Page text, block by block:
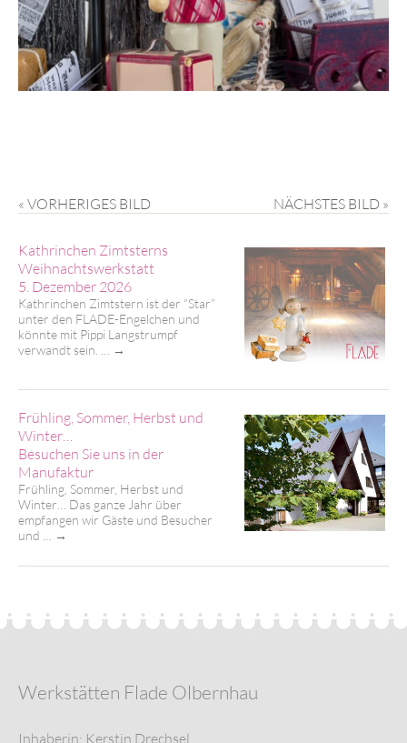
« VORHERIGES BILD NÄCHSTES BILD »
Kathrinchen Zimtsterns
Weihnachtswerkstatt
5. Dezember 2026
Kathrinchen Zimtstern ist der “Star”
unter den FLADE-Engelchen und
könnte mit Pippi Langstrumpf
verwandt sein. …
→
Frühling, Sommer, Herbst und
Winter…
Besuchen Sie uns in der
Manufaktur
Frühling, Sommer, Herbst und
Winter… Das ganze Jahr über
empfangen wir Gäste und Besucher
und …
→
Werkstätten Flade Olbernhau
Inhaberin: Kerstin Drechsel